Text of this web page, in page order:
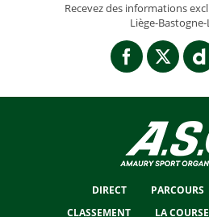
Recevez des informations
Liège-
DIRECT PARCOURS
CLASSEMENT
LA COURSE